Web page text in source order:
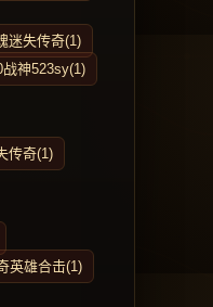
迷失传奇(1)
战神523sy(1)
传奇(1)
英雄合击(1)